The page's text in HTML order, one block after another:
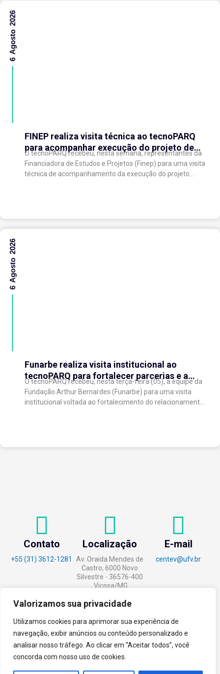
Valorizamos sua privacidade
Utilizamos cookies para aprimorar sua experiência de
navegação, exibir anúncios ou conteúdo personalizado e
analisar nosso tráfego. Ao clicar em “Aceitar todos”, você
concorda com nosso uso de cookies.
FINEP realiza visita técnica ao tecnoPARQ
para acompanhar execução do projeto de
expansão do Parque Tecnológico
O tecnoPARQ recebeu, nesta semana, representantes da
Financiadora de Estudos e Projetos (Finep) para uma visita
técnica de acompanhamento da execução do projeto
6 Agosto 2026
Funarbe realiza visita institucional ao
tecnoPARQ para fortalecer parcerias e a
gestão da inovação
O tecnoPARQ recebeu, nesta terça-feira (05), a equipe da
Fundação Arthur Bernardes (Funarbe) para uma visita
institucional voltada ao fortalecimento do relacionamento
6 Agosto 2026
Contato
+55 (31) 3612-1281
Localização
Av. Oraida Mendes de
Castro, 6000 Novo
Silvestre - 36576-400
, Viçosa/MG.
E-mail
centev@ufv.br
tecnoPARQ © 2021 porDigital
Pixel